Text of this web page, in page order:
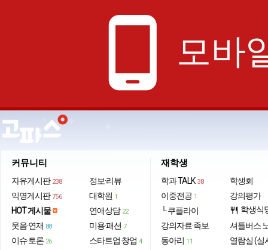
phone_android 모바
커뮤니티
자유게시판 238
익명게시판 756
HOT 게시물
웃음·연재 88
이슈·토론 26
정보·리뷰
대학원 1
연애상담 22
미용·패션 7
스타트업·창업 4
재학생
학과 TALK 38
이중전공 1
└ 쿠플라이
강의자료·족보
동아리 11
학생회
강의평가
restaurant 학생식
셔틀버스
열람실 (실